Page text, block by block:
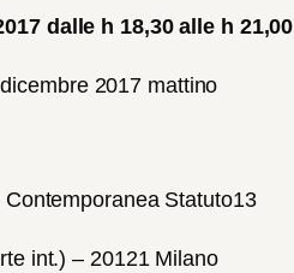
dalle h 18,30 alle h 21,00
2017 mattino
Contemporanea Statuto13
int.) – 20121 Milano